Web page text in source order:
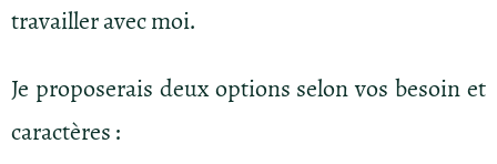
travailler avec moi.
Je proposerais deux options selon vos besoin et
caractères :